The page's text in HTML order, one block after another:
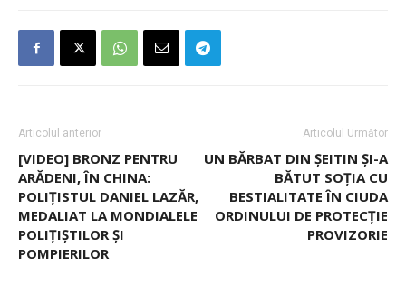
Articolul anterior
[VIDEO] BRONZ PENTRU
ARĂDENI, ÎN CHINA:
POLIȚISTUL DANIEL LAZĂR,
MEDALIAT LA MONDIALELE
POLIȚIȘTILOR ȘI
POMPIERILOR
Articolul Următor
UN BĂRBAT DIN ȘEITIN ȘI-A
BĂTUT SOȚIA CU
BESTIALITATE ÎN CIUDA
ORDINULUI DE PROTECȚIE
PROVIZORIE